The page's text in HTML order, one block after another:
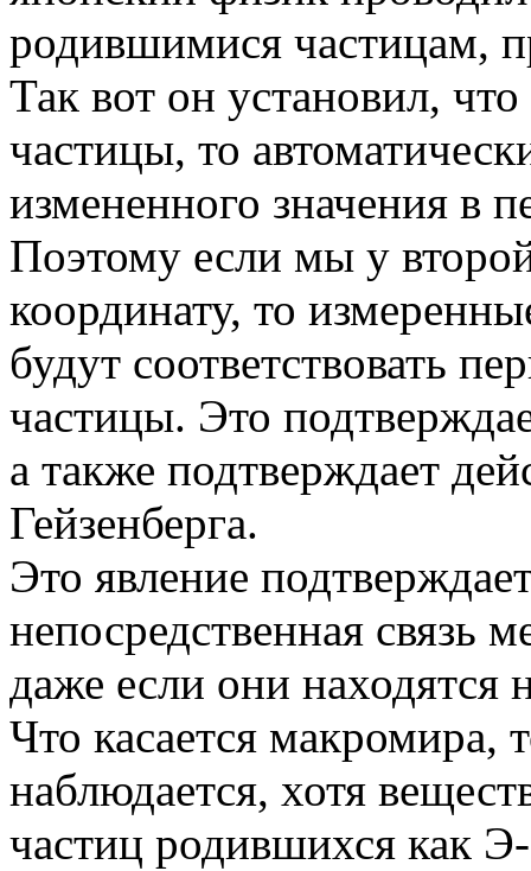
родившимися частицам,
Так вот он установил,
частицы, то
измененного значения в
Поэтому если мы у
координату, то
будут соответствовать
частицы. Это
а также подтверждает
Гейзенберга.
Это явление
непосредственная связь
даже если они находятся
Что касается макромира,
наблюдается, хотя
частиц родившихся как